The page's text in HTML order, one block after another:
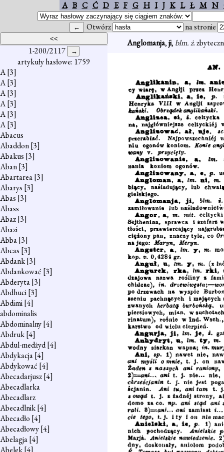
A B C Ć D E F G H I J K L Ł M N
Otwórz na stronie
1-200/2117
artykuły hasłowe: 1759
A[3]
A[3]
A[3]
A[3]
A[3]
A[3]
Abacus
Abaddon[3]
Abakus [3]
Aban[3]
Abartarea[3]
Abarys [3]
Abas [3]
Abass
Abaz[3]
Abazi
Abba[3]
Abcas [3]
Abdank[3]
Abdankować [3]
Abderyta[3]
Abdhuci[3]
Abdimi[4]
abdominalis
Abdominalny[4]
Abdruk[4]
Abdul-medżyd[4]
Abdykacja[4]
Abdykować [4]
Abecadarjusz[4]
Abecadlarka
Abecadlarz
Abecadlnik[4]
Abecadło [4]
Abecadłowy[4]
Abelagja[4]
Abelek[4]
Anglomanja,ji, blm. ż.